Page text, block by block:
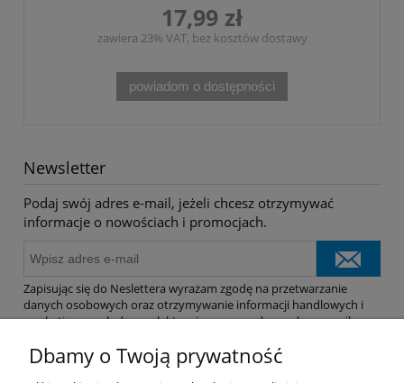
17,99 zł
zawiera 23% VAT, bez kosztów dostawy
powiadom o dostępności
Newsletter
Podaj swój adres e-mail, jeżeli chcesz otrzymywać
informacje o nowościach i promocjach.
Zapisując się do Neslettera wyrażam zgodę na przetwarzanie
danych osobowych oraz otrzymywanie informacji handlowych i
marketingowych drogą elektroniczną na podany adres e-mail.
Dbamy o Twoją prywatność